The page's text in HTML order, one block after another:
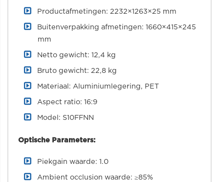
Productafmetingen: 2232×1263×25 mm
Buitenverpakking afmetingen: 1660×415×245
mm
Netto gewicht: 12,4 kg
Bruto gewicht: 22,8 kg
Materiaal: Aluminiumlegering, PET
Aspect ratio: 16:9
Model: S10FFNN
Optische Parameters:
Piekgain waarde: 1.0
Ambient occlusion waarde: ≥85%